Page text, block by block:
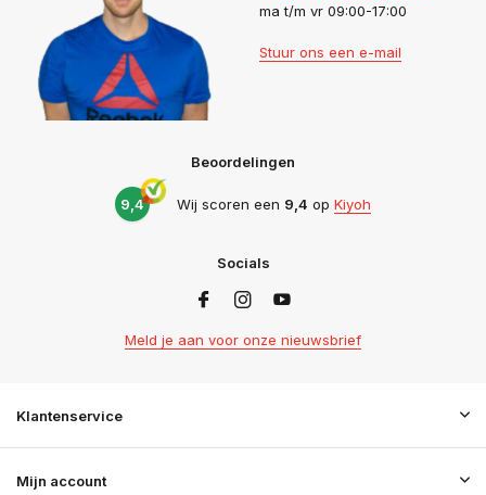
ma t/m vr 09:00-17:00
Stuur ons een e-mail
Beoordelingen
9,4 Wij scoren een 9,4 op Kiyoh
Socials
Meld je aan voor onze nieuwsbrief
Klantenservice
Mijn account